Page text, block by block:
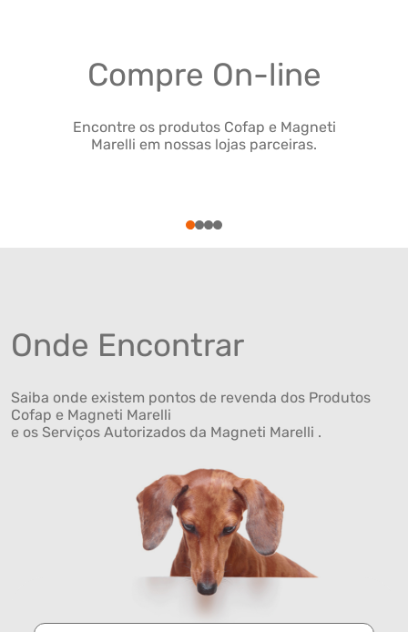
Compre On-line
Encontre os produtos Cofap e Magneti
Marelli em nossas lojas parceiras.
1234
Onde Encontrar
Saiba onde existem pontos de revenda dos Produtos
Cofap e Magneti Marelli
e os Serviços Autorizados da Magneti Marelli .